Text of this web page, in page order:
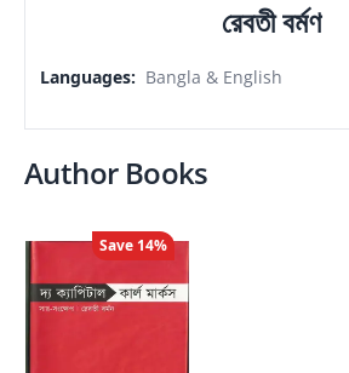
রেবতী বর্মণ
Languages: Bangla & English
Author Books
Save 14%